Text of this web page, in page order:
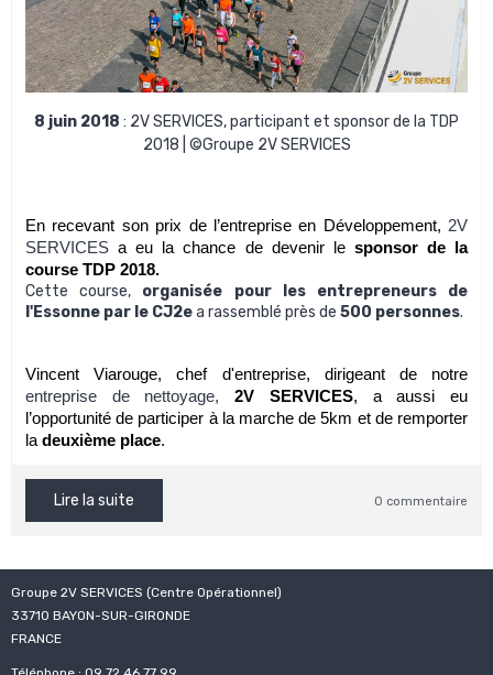
8 juin 2018 : 2V SERVICES, participant et sponsor de la TDP
2018 | ©Groupe 2V SERVICES
En recevant son prix de l’entreprise en Développement, 2V
SERVICES a eu la chance de devenir le sponsor de la
course TDP 2018.
Cette course, organisée pour les entrepreneurs de
l'Essonne par le CJ2ea rassemblé près de 500 personnes.
entreprise de nettoyage,
2V SERVICES, a aussi eu
l’opportunité de participer à la marche de 5km et de remporter
la deuxième place.
Lire la suite 0 commentaire
Groupe 2V SERVICES (Centre Opérationnel)
33710 BAYON-SUR-GIRONDE
FRANCE